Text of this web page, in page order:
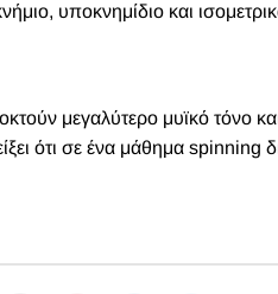
υποκνημίδιο και
μεγαλύτερο μυϊκό τόνο
ότι σε ένα μάθημα spinning